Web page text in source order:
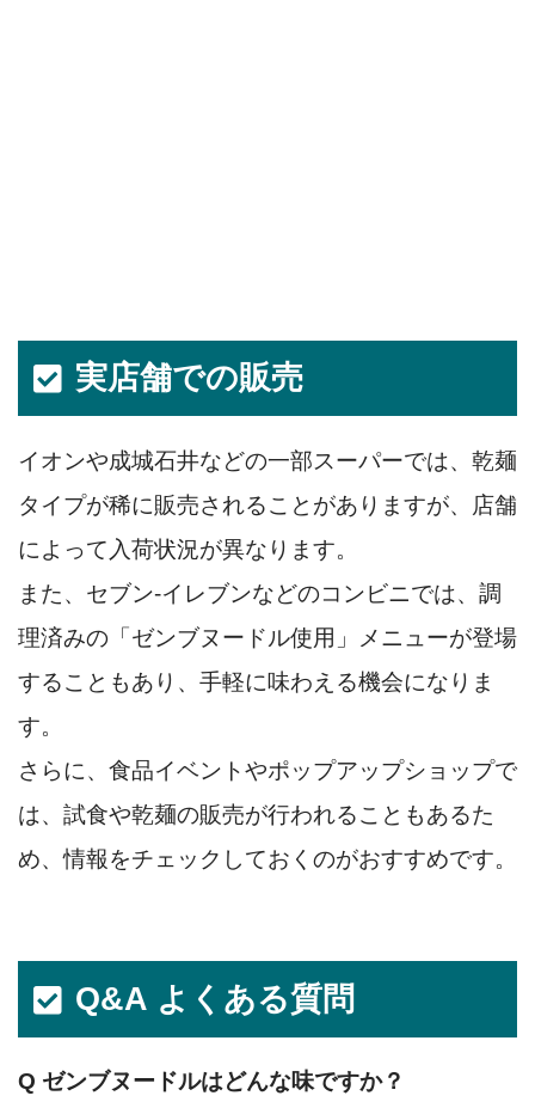
実店舗での販売
イオンや成城石井などの一部スーパーでは、乾麺
タイプが稀に販売されることがありますが、店舗
によって入荷状況が異なります。
また、セブン‐イレブンなどのコンビニでは、調
理済みの「ゼンブヌードル使用」メニューが登場
することもあり、手軽に味わえる機会になりま
す。
さらに、食品イベントやポップアップショップで
は、試食や乾麺の販売が行われることもあるた
め、情報をチェックしておくのがおすすめです。
Q&A よくある質問
Q ゼンブヌードルはどんな味ですか？